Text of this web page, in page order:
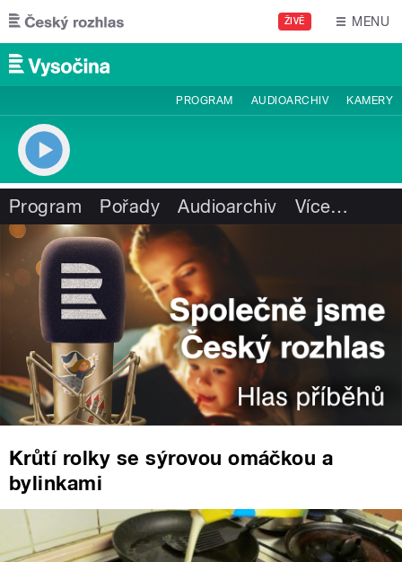
Přejít k hlavnímu obsahu
ŽIVĚ MENU
PROGRAM AUDIOARCHIV KAMERY
Program Pořady Audioarchiv Více…
Krůtí rolky se sýrovou omáčkou a
bylinkami